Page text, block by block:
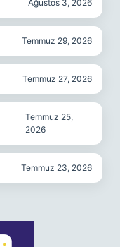
Ağustos 3, 2026
Temmuz 29, 2026
Temmuz 27, 2026
Temmuz 25,
2026
Temmuz 23, 2026